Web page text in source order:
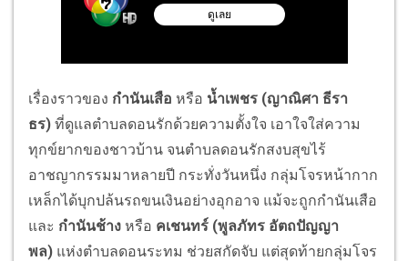
เรื่องราวของ กำนันเสือ หรือ น้ำเพชร (ญาณิศา ธีรา
ธร) ที่ดูแลตำบลดอนรักด้วยความตั้งใจ เอาใจใส่ความ
ทุกข์ยากของชาวบ้าน จนตำบลดอนรักสงบสุขไร้
อาชญากรรมมาหลายปี กระทั่งวันหนึ่ง กลุ่มโจรหน้ากาก
เหล็กได้บุกปล้นรถขนเงินอย่างอุกอาจ แม้จะถูกกำนันเสือ
และ กำนันช้าง หรือ คเชนทร์ (พูลภัทร อัตถปัญญา
พล) แห่งตำบลดอนระทม ช่วยสกัดจับ แต่สุดท้ายกลุ่มโจร